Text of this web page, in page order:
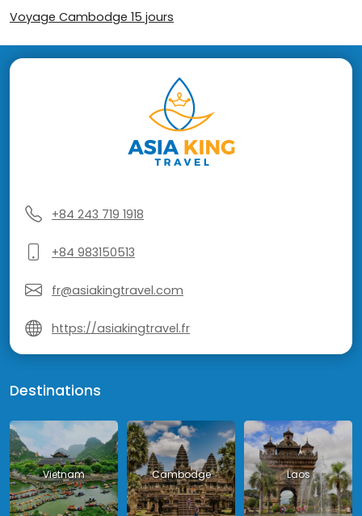
Voyage Cambodge 15 jours
+84 243 719 1918
+84 983150513
fr@asiakingtravel.com
https://asiakingtravel.fr
Destinations
Vietnam Cambodge Laos